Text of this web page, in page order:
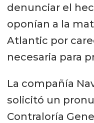
denunciar el
oponían a la
Atlantic por
necesaria para
La compañía
solicitó un
Contraloría